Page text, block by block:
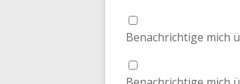
Benachrichtige mich